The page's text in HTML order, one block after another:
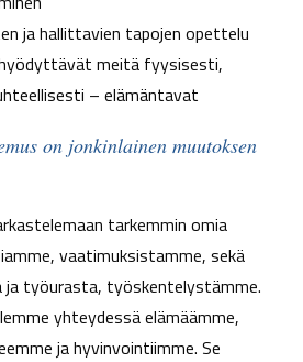
ja hallittavien tapojen opettelu
meitä fyysisesti,
– elämäntavat
on jonkinlainen muutoksen
tarkemmin omia
vaatimuksistamme, sekä
työurasta, työskentelystämme.
yhteydessä elämäämme,
ja hyvinvointiimme. Se